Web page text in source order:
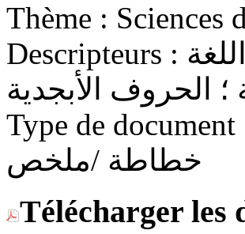
Thème :
Descripteurs :
Type de document
خطاطة /ملخص
Télécharger les